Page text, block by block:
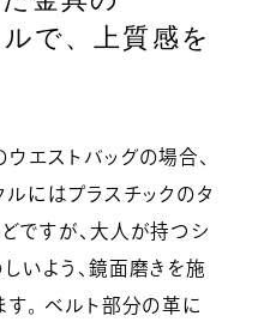
で、上質感を
エストバッグの場合、
にはプラスチックのタ
ですが、大人が持つシ
いよう、鏡面磨きを施
。 ベルト部分の革に